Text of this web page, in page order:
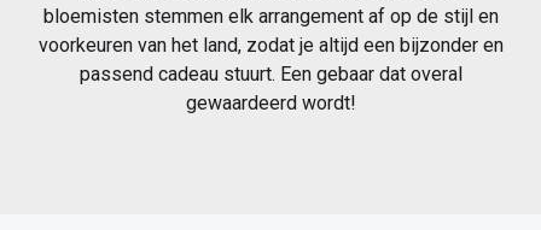
bloemisten stemmen elk arrangement af op de stijl en
voorkeuren van het land, zodat je altijd een bijzonder en
passend cadeau stuurt. Een gebaar dat overal
gewaardeerd wordt!